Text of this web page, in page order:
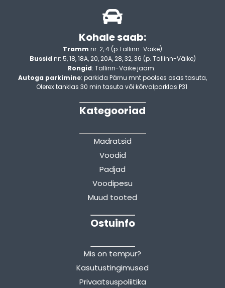
Kohale saab:
Tramm nr: 2, 4 (p.Tallinn-Väike)
Bussid nr: 5, 18, 18A, 20, 20A, 28, 32, 36 (p. Tallinn-Väike)
Rongid: Tallinn-Väike jaam.
Autoga parkimine: parkida Pärnu mnt poolses osas tasuta,
Olerex tanklas 30 min tasuta või kõrvalparklas P31
Kategooriad
Madratsid
Voodid
Padjad
Voodipesu
Muud tooted
Ostuinfo
Mis on tempur?
Kasutustingimused
Privaatsuspoliitika